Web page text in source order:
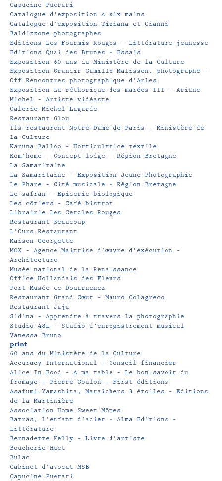
Capucine Puerari
Catalogue d’exposition A six mains
Catalogue d’exposition Tiziana et Gianni
Baldizzone photographes
Editions Les Fourmis Rouges – Littérature jeunesse
Editions Quai des Brunes – Essais
Exposition 60 ans du Ministère de la Culture
Exposition Grandir Camille Malissen, photographe –
Off Rencontres photographique d’Arles
Exposition La réthorique des marées III – Ariane
Michel – Artiste vidéaste
Galerie Michel Lagarde
Restaurant Glou
Ils restaurent Notre-Dame de Paris – Ministère de
la Culture
Karuna Balloo – Horticultrice textile
Kom’home – Concept lodge – Région Bretagne
La Samaritaine
La Samaritaine – Exposition Jeune Photographie
Le Phare – Cité musicale – Région Bretagne
Le safran – Epicerie biologique
Les côtiers – Café bistrot
Librairie Les Cercles Rouges
Restaurant Beaucoup
L’Ours Restaurant
Maison Georgette
MOX – Agence Maitrise d’œuvre d’exécution –
Architecture
Musée national de la Renaissance
Office Hollandais des Fleurs
Port Musée de Douarnenez
Restaurant Grand Cœur – Mauro Colagreco
Restaurant Jaja
Sidina – Apprendre à travers la photographie
Studio 48L – Studio d’enregistrement musical
Vanessa Bruno
print
60 ans du Ministère de la Culture
Accuracy International – Conseil financier
Alice In Food – A ma table – Le bon savoir du
fromage – Pierre Coulon – First éditions
Asafumi Yamashita, Maraîchers 3 étoiles – Editions
de la Martinière
Association Home Sweet Mômes
Batras, l’enfant d’acier – Alma Editions –
Littérature
Bernadette Kelly – Livre d’artiste
Boucherie Huet
Bulac
Cabinet d’avocat MSB
Capucine Puerari